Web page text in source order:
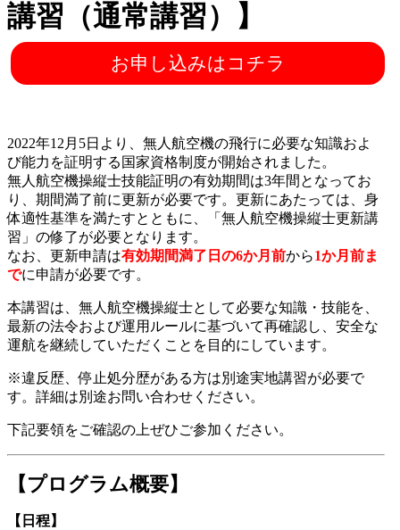
講習（通常講習）】
お申し込みはコチラ
2022年12月5日より、無人航空機の飛行に必要な知識およ
び能力を証明する国家資格制度が開始されました。
無人航空機操縦士技能証明の有効期間は3年間となってお
り、期間満了前に更新が必要です。更新にあたっては、身
体適性基準を満たすとともに、「無人航空機操縦士更新講
習」の修了が必要となります。
なお、更新申請は有効期間満了日の6か月前から1か月前ま
でに申請が必要です。
本講習は、無人航空機操縦士として必要な知識・技能を、
最新の法令および運用ルールに基づいて再確認し、安全な
運航を継続していただくことを目的にしています。
※違反歴、停止処分歴がある方は別途実地講習が必要で
す。詳細は別途お問い合わせください。
下記要領をご確認の上ぜひご参加ください。
【プログラム概要】
【日程】